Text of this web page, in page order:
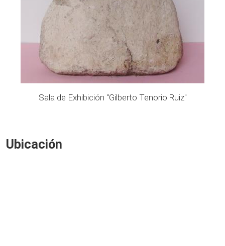
Sala de Exhibición "Gilberto Tenorio Ruiz"
Ubicación